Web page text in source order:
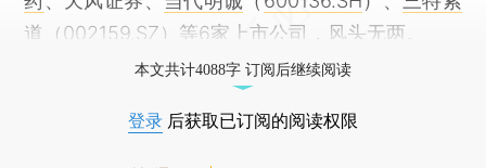
道
（002159.SZ）等6家上市公司，风头无两。
本文共计4088字 订阅后继续阅读
登录 后获取已订阅的阅读权限